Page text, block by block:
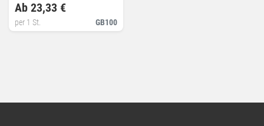
GB100
Ab 23,33 €
per 1 St.